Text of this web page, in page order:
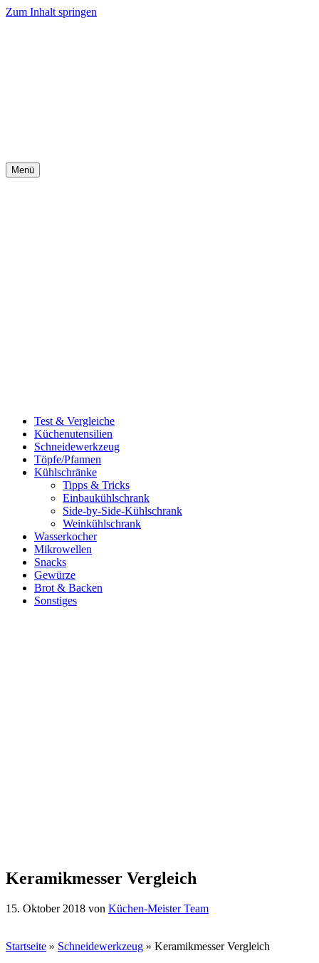
Zum Inhalt springen
Menü
Test & Vergleiche
Küchenutensilien
Schneidewerkzeug
Töpfe/Pfannen
Kühlschränke
Tipps & Tricks
Einbaukühlschrank
Side-by-Side-Kühlschrank
Weinkühlschrank
Wasserkocher
Mikrowellen
Snacks
Gewürze
Brot & Backen
Sonstiges
Keramikmesser Vergleich
15. Oktober 2018 von Küchen-Meister Team
Startseite » Schneidewerkzeug » Keramikmesser Vergleich